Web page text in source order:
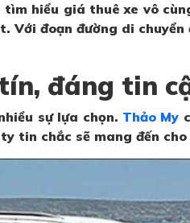
hiểu giá thuê xe vô
đoạn đường di
đáng tin
sự lựa chọn. Thảo My
tin chắc sẽ mang đến